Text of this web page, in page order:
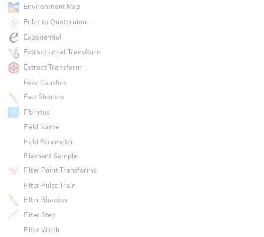
Environment Map
Euler to Quaternion
Exponential
Extract Local Transform
Extract Transform
Fake Caustics
Fast Shadow
Fibratus
Field Name
Field Parameter
Filament Sample
Filter Point Transforms
Filter Pulse Train
Filter Shadow
Filter Step
Filter Width